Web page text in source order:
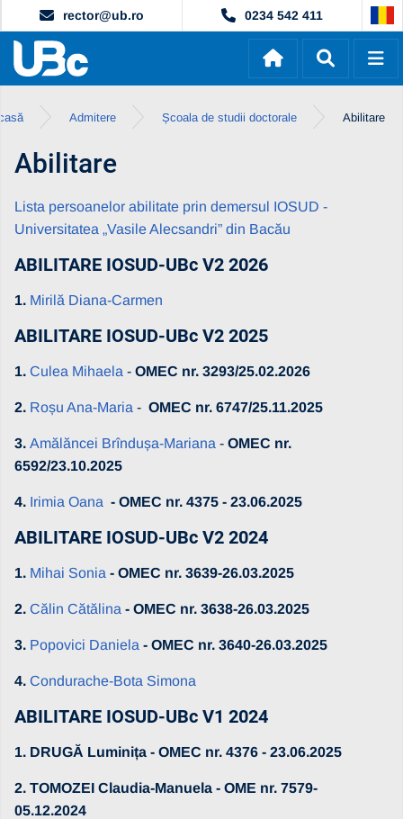
rector@ub.ro 0234 542 411
Admitere Școala de studii doctorale Abilitare
Abilitare
Lista persoanelor abilitate prin demersul IOSUD -
Universitatea „Vasile Alecsandri” din Bacău
ABILITARE IOSUD-UBc V2 2026
1. Mirilă Diana-Carmen
ABILITARE IOSUD-UBc V2 2025
1. Culea Mihaela - OMEC nr. 3293/25.02.2026
2. Roșu Ana-Maria - OMEC nr. 6747/25.11.2025
3. Amălăncei Brîndușa-Mariana - OMEC nr.
6592/23.10.2025
4. Irimia Oana - OMEC nr. 4375 - 23.06.2025
ABILITARE IOSUD-UBc V2 2024
1. Mihai Sonia - OMEC nr. 3639-26.03.2025
2. Călin Cătălina - OMEC nr. 3638-26.03.2025
3. Popovici Daniela - OMEC nr. 3640-26.03.2025
4. Condurache-Bota Simona
ABILITARE IOSUD-UBc V1 2024
1. DRUGĂ Luminița - OMEC nr. 4376 - 23.06.2025
2. TOMOZEI Claudia-Manuela - OME nr. 7579-
05.12.2024